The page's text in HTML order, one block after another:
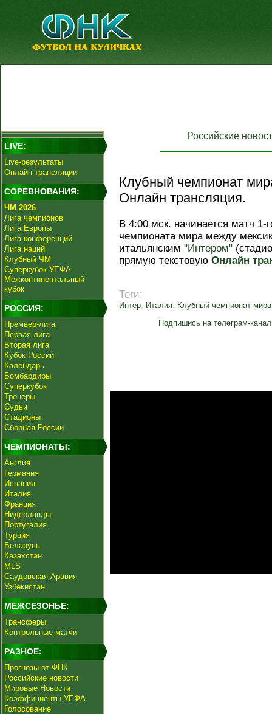
LIVE:
Live-результаты
Онлайн трансляции
СОРЕВНОВАНИЯ:
ЧМ 2026
Лига чемпионов
Лига Европы
Лига конференций
Лига наций
Клубный ЧМ
Суперкубок УЕФА
Межконтинентальный
кубок
РОССИЯ:
Премьер-лига
Первая лига
Вторая лига
Кубок России
Календарь
Бомбардиры
Суперкубок
Тренеры
Судьи
Стадионы
Сборная России
ЧЕМПИОНАТЫ:
Англия
Германия
Испания
Италия
Франция
Нидерланды
Португалия
Турция
Беларусь
Казахстан
MLS
Саудовская Аравия
Узбекистан
МЕЖСЕЗОНЬЕ:
Трансферы
Контрольные матчи
РАЗНОЕ:
Прогнозы от ФНК
Российские новости
Мировые Новости
Коэффициенты УЕФА
Голосование
Российские
Клубный чемпионат
Онлайн трансляция.
В 4:00 мск. начинается матч 1-
чемпионата мира между
итальянским "Интером"
прямую текстовую Онлайн
Теги:
Интер, Италия, Клубный чемпионат мира
Подпишись на телеграм-